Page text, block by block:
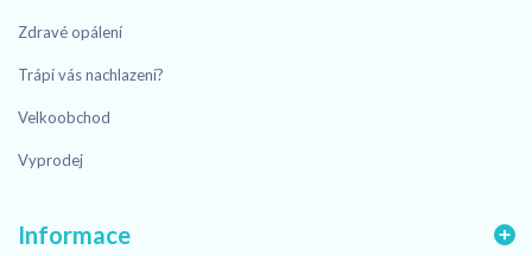
Zdravé opálení
Trápí vás nachlazení?
Velkoobchod
Vyprodej
Informace